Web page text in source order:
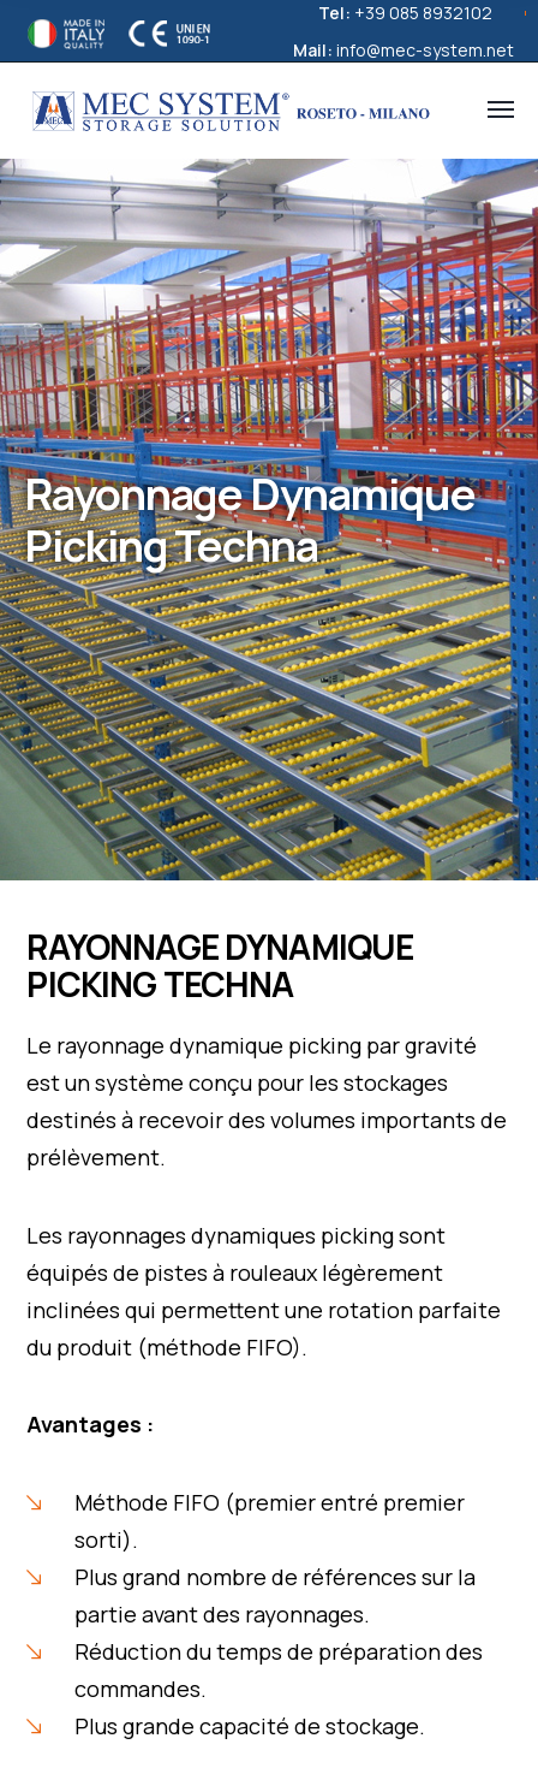
Tel: +39 085 8932102
Mail: info@mec-system.net
Rayonnage Dynamique
Picking Techna
RAYONNAGE DYNAMIQUE
PICKING TECHNA
Le rayonnage dynamique picking par gravité
est un système conçu pour les stockages
destinés à recevoir des volumes importants de
prélèvement.
Les rayonnages dynamiques picking sont
équipés de pistes à rouleaux légèrement
inclinées qui permettent une rotation parfaite
du produit (méthode FIFO).
Avantages :
Méthode FIFO (premier entré premier
sorti).
Plus grand nombre de références sur la
partie avant des rayonnages.
Réduction du temps de préparation des
commandes.
Plus grande capacité de stockage.